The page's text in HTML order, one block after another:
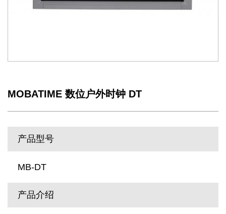
MOBATIME 数位户外时钟 DT
产品型号
MB-DT
产品介绍